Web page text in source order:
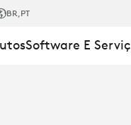
BR,PT
Software E